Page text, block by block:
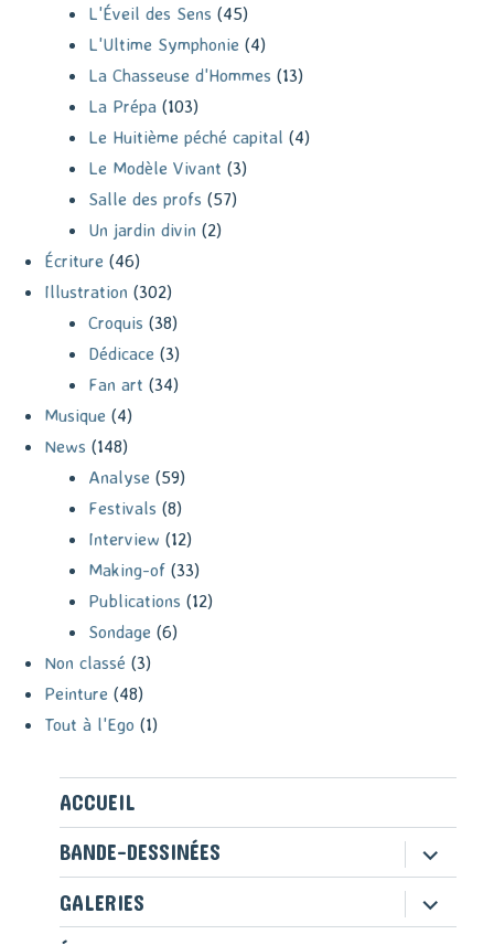
L'Éveil des Sens (45)
L'Ultime Symphonie (4)
La Chasseuse d'Hommes (13)
La Prépa (103)
Le Huitième péché capital (4)
Le Modèle Vivant (3)
Salle des profs (57)
Un jardin divin (2)
Écriture (46)
Illustration (302)
Croquis (38)
Dédicace (3)
Fan art (34)
Musique (4)
News (148)
Analyse (59)
Festivals (8)
Interview (12)
Making-of (33)
Publications (12)
Sondage (6)
Non classé (3)
Peinture (48)
Tout à l'Ego (1)
ACCUEIL
BANDE-DESSINÉES
ouvrir
le
sous-
menu
GALERIES ouvrir
le